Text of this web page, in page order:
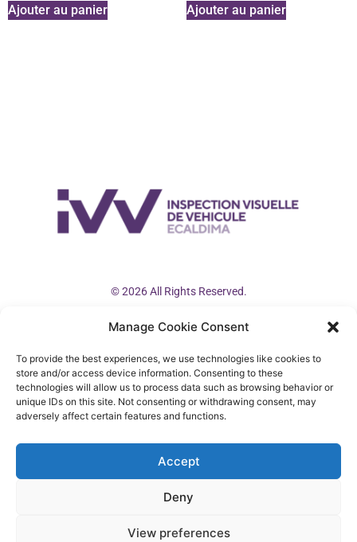
Manage Cookie Consent
To provide the best experiences, we use technologies like cookies to
store and/or access device information. Consenting to these
technologies will allow us to process data such as browsing behavior or
unique IDs on this site. Not consenting or withdrawing consent, may
adversely affect certain features and functions.
Accept
Deny
View preferences
Ajouter au panier Ajouter au panier
© 2026 All Rights Reserved.
ivv@ivv.autos
(+33) 04 88 82 81 57 (Francia)
(+34) 91 104 23 19 (España)